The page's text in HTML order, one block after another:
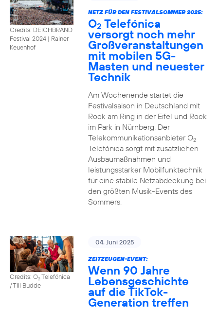
Credits: DEICHBRAND
Festival 2024 | Rainer
Keuenhof
NETZ FÜR DEN FESTIVALSOMMER 2025:
O2 Telefónica
versorgt noch mehr
Großveranstaltungen
mit mobilen 5G-
Masten und neuester
Technik
Am Wochenende startet die
Festivalsaison in Deutschland mit
Rock am Ring in der Eifel und Rock
im Park in Nürnberg. Der
Telekommunikationsanbieter O2
Telefónica sorgt mit zusätzlichen
Ausbaumaßnahmen und
leistungsstarker Mobilfunktechnik
für eine stabile Netzabdeckung bei
den größten Musik-Events des
Sommers.
Credits: O2Telefónica
/ Till Budde
04. Juni 2025
ZEITZEUGEN-EVENT:
Wenn 90 Jahre
Lebensgeschichte
auf die TikTok-
Generation treffen